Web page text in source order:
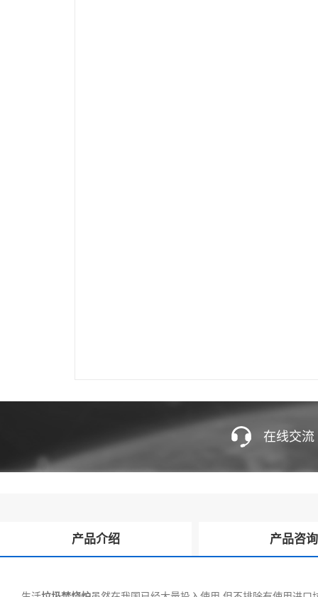
在线交流
产品介绍 产品咨询